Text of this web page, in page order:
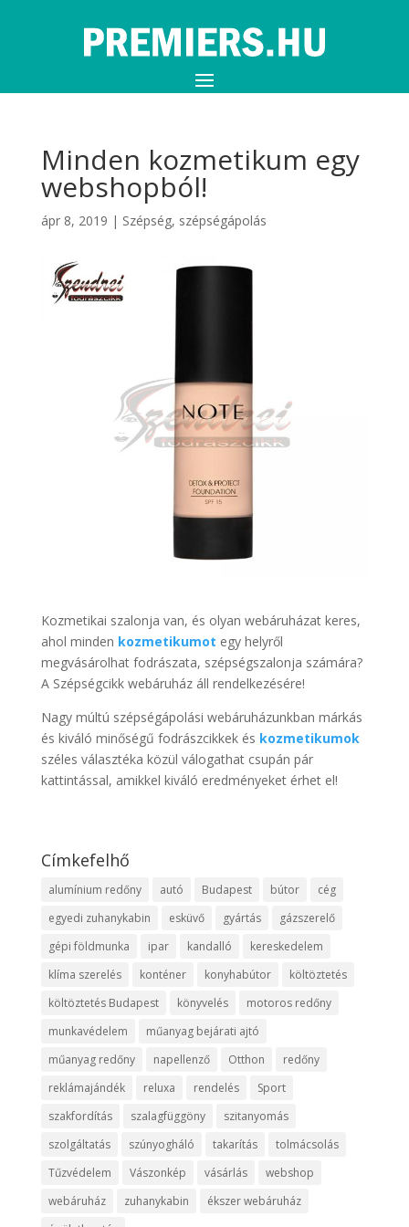
Minden kozmetikum egy
webshopból!
ápr 8, 2019 | Szépség, szépségápolás
Kozmetikai szalonja van, és olyan webáruházat keres,
ahol minden kozmetikumot egy helyről
megvásárolhat fodrászata, szépségszalonja számára?
A Szépségcikk webáruház áll rendelkezésére!
Nagy múltú szépségápolási webáruházunkban márkás
és kiváló minőségű fodrászcikkek és kozmetikumok
széles választéka közül válogathat csupán pár
kattintással, amikkel kiváló eredményeket érhet el!
Címkefelhő
alumínium redőny autó Budapest bútor
cég
egyedi zuhanykabin
esküvő gyártás
gázszerelő
gépi földmunka
ipar kandalló
kereskedelem
klíma szerelés
konténer konyhabútor
költöztetés
költöztetés Budapest
könyvelés
motoros redőny
munkavédelem
műanyag bejárati ajtó
műanyag redőny
napellenző Otthon
redőny
reklámajándék
reluxa rendelés
Sport
szakfordítás
szalagfüggöny
szitanyomás
szolgáltatás
szúnyogháló takarítás
tolmácsolás
Tűzvédelem
Vászonkép vásárlás
webshop
webáruház
zuhanykabin
ékszer webáruház